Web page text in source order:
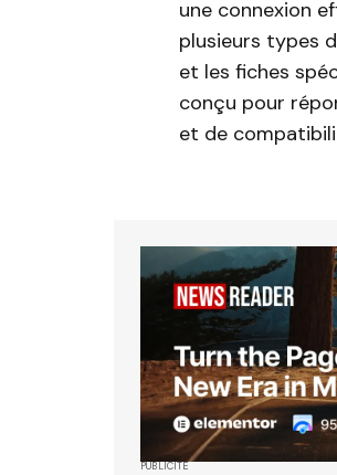
une connexion
plusieurs types
et les fiches
conçu pour
et de
PUBLICITÉ